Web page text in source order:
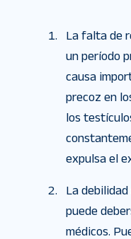
La falta de
un período
causa
precoz en
los
expulsa el
La
puede
médicos.